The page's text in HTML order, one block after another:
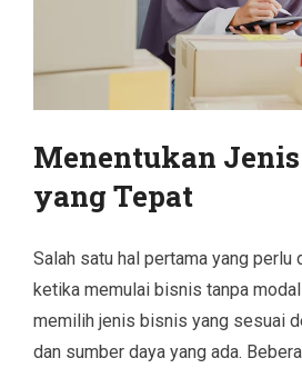
Menentukan
yang Tepat
Salah satu hal pertama yang perlu
ketika memulai bisnis tanpa
memilih jenis bisnis yang sesuai
dan sumber daya yang ada.